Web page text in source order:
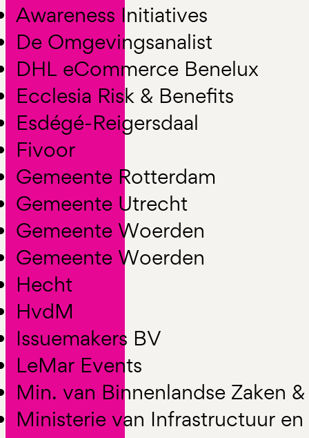
Awareness Initiatives
De Omgevingsanalist
DHL eCommerce Benelux
Ecclesia Risk & Benefits
Esdégé-Reigersdaal
Fivoor
Gemeente Rotterdam
Gemeente Utrecht
Gemeente Woerden
Gemeente Woerden
Hecht
HvdM
Issuemakers BV
LeMar Events
Min. van Binnenlandse Zaken &
Ministerie van Infrastructuur